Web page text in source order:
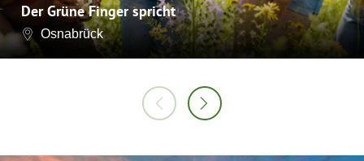
Der Grüne Finger spricht
Osnabrück